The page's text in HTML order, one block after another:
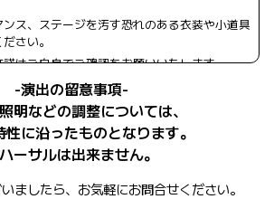
ス、ステージを汚す恐れのある衣装や小道具
さい。
はご自身でご確認をお願いいたします。
る場合は出演時間のうち30秒以内に収めてくだ
-演出の留意事項-
明などの調整については、
に沿ったものとなります。
ーサルは出来ません。
ましたら、お気軽にお問合せください。